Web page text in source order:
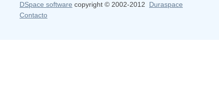
DSpace software copyright © 2002-2012 Duraspace
Contacto